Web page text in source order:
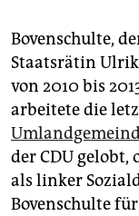
Bovenschulte,
Staatsrätin
von 2010 bis
arbeitete die
der CDU gelobt,
als linker
Bovenschulte